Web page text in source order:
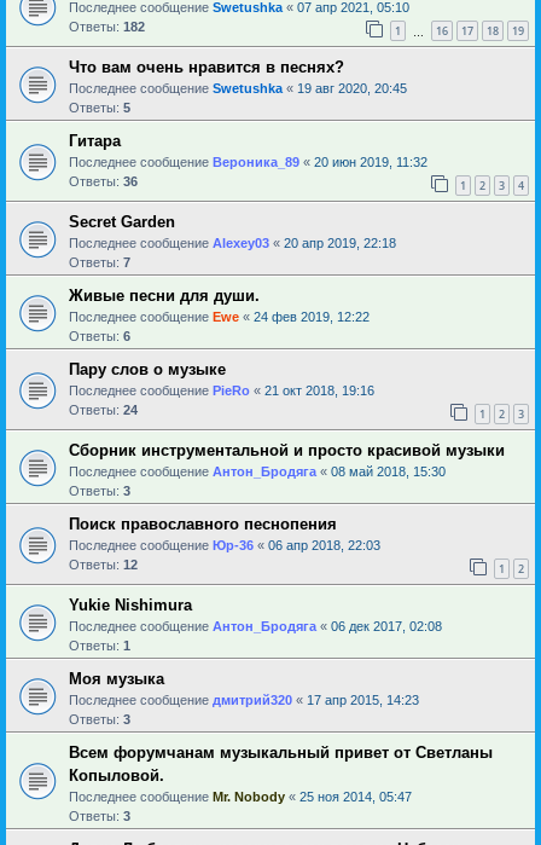
Последнее сообщение Swetushka « 07 апр 2021, 05:10
Ответы: 182 1 16 17 18 19
Что вам очень нравится в песнях?
Последнее сообщение Swetushka « 19 авг 2020, 20:45
Ответы: 5
Гитара
Последнее сообщение Вероника_89 « 20 июн 2019, 11:32
Ответы: 36 1 2 3 4
Secret Garden
Последнее сообщение Alexey03 « 20 апр 2019, 22:18
Ответы: 7
Живые песни для души.
Последнее сообщение Ewe « 24 фев 2019, 12:22
Ответы: 6
Пару слов о музыке
Последнее сообщение PieRo « 21 окт 2018, 19:16
Ответы: 24 1 2 3
Сборник инструментальной и просто красивой музыки
Последнее сообщение Антон_Бродяга « 08 май 2018, 15:30
Ответы: 3
Поиск православного песнопения
Последнее сообщение Юр-36 « 06 апр 2018, 22:03
Ответы: 12 1 2
Yukie Nishimura
Последнее сообщение Антон_Бродяга « 06 дек 2017, 02:08
Ответы: 1
Моя музыка
Последнее сообщение дмитрий320 « 17 апр 2015, 14:23
Ответы: 3
Всем форумчанам музыкальный привет от Светланы
Копыловой.
Последнее сообщение Mr. Nobody « 25 ноя 2014, 05:47
Ответы: 3